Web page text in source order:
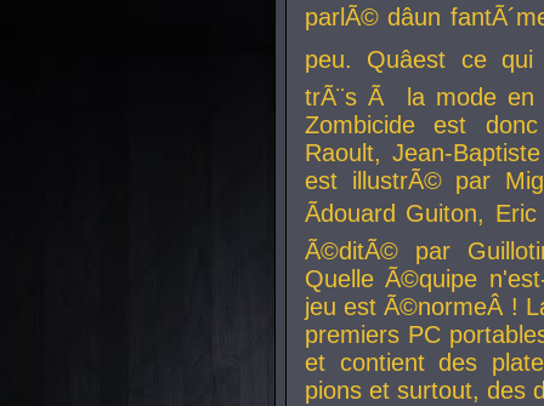
parlÃ© dâun
peu. Quâest ce
trÃ¨s Ã la mode en
Zombicide est
Raoult, Jean-
est illustrÃ© par
Ãdouard Guiton,
Ã©ditÃ© par
Quelle Ã©quipe
jeu est Ã©normeÂ !
premiers PC
et contient des
pions et surtout, des